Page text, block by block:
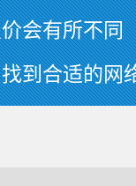
会有所不同
到合适的网